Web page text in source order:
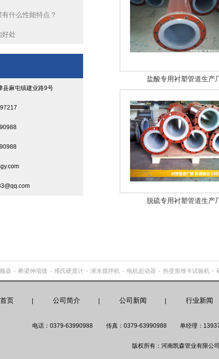
什么性能特点？
好处
县麻屯镇建业路9号
盐酸专用衬塑管道生产
脱硫专用衬塑管道生产
器 - 桥梁伸缩缝 - 维氏硬度计 - 潜水搅拌机 - 电机起动器 - 热变形维卡试验机 -
首页 公司简介 公司新闻 行业新闻
电话：0379-63990988 传真：0379-63990988 单经理：
版权所有：河南凯森管业有限公